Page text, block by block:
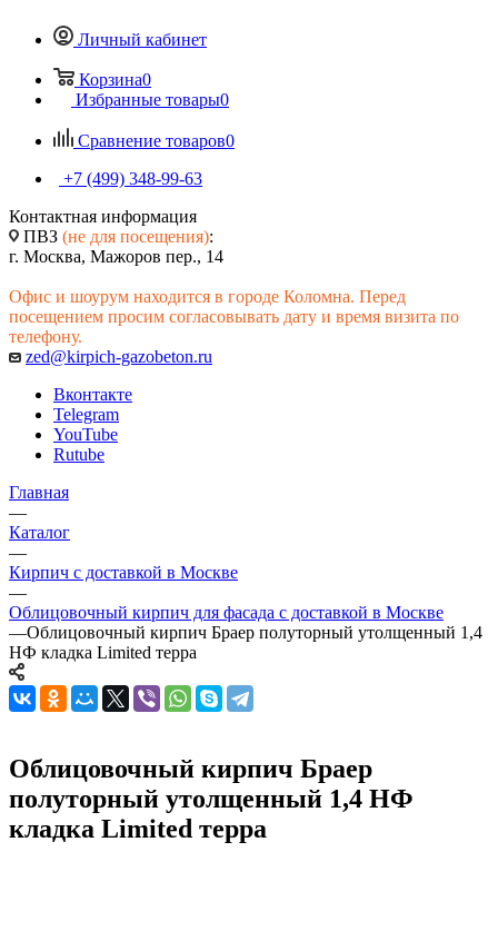
Личный кабинет
Корзина0
Избранные товары0
Сравнение товаров0
+7 (499) 348-99-63
Контактная информация
ПВЗ (не для посещения):
г. Москва, Мажоров пер., 14
Офис и шоурум находится в городе Коломна. Перед
посещением просим согласовывать дату и время визита по
телефону.
zed@kirpich-gazobeton.ru
Вконтакте
Telegram
YouTube
Rutube
Главная
—
Каталог
—
Кирпич с доставкой в Москве
—
Облицовочный кирпич для фасада с доставкой в Москве
—Облицовочный кирпич Браер полуторный утолщенный 1,4
НФ кладка Limited терра
Облицовочный кирпич Браер
полуторный утолщенный 1,4 НФ
кладка Limited терра